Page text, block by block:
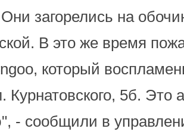
загорелись на
В это же время
который
Курнатовского, 5б. Это
- сообщили в